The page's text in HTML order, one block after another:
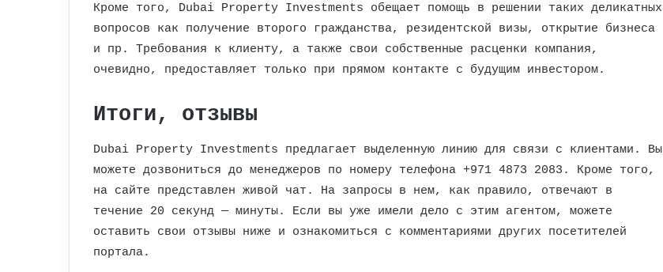
Кроме того, Dubai Property Investments обещает помощь в решении таких деликатных
вопросов как получение второго гражданства, резидентской визы, открытие бизнеса
и пр. Требования к клиенту, а также свои собственные расценки компания,
очевидно, предоставляет только при прямом контакте с будущим инвестором.
Итоги, отзывы
Dubai Property Investments предлагает выделенную линию для связи с клиентами. Вы
можете дозвониться до менеджеров по номеру телефона +971 4873 2083. Кроме того,
на сайте представлен живой чат. На запросы в нем, как правило, отвечают в
течение 20 секунд — минуты. Если вы уже имели дело с этим агентом, можете
оставить свои отзывы ниже и ознакомиться с комментариями других посетителей
портала.